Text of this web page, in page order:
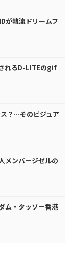
が韓流ドリームフ
れるD-LITEのgif
？…そのビジュア
メンバージゼルの
ム・タッソー香港